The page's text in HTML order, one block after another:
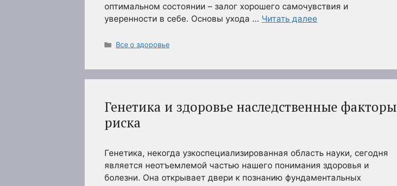
оптимальном состоянии – залог хорошего самочувствия и
уверенности в себе. Основы ухода … Читать далее
Рубрики
Все о здоровье
Генетика и здоровье наследственные факторы
риска
Генетика, некогда узкоспециализированная область науки, сегодня
является неотъемлемой частью нашего понимания здоровья и
болезни. Она открывает двери к познанию фундаментальных